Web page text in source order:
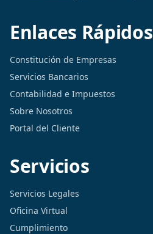
Enlaces Rápidos
Constitución de Empresas
Servicios Bancarios
Contabilidad e Impuestos
Sobre Nosotros
Portal del Cliente
Servicios
Servicios Legales
Oficina Virtual
Cumplimiento